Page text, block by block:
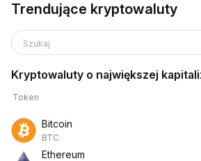
Trendujące kryptowaluty
Szukaj
Kryptowaluty o największej
Token
Bitcoin
BTC
Ethereum